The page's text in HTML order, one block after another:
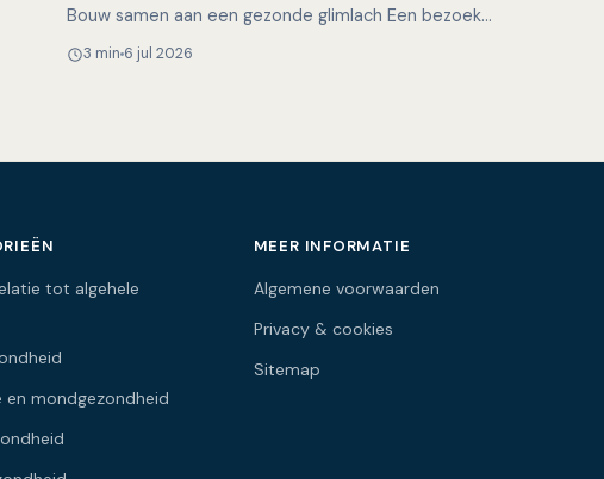
Bouw samen aan een gezonde glimlach Een bezoek
spannend te zijn…
3 min 6 jul 2026
tot algehele
en mondgezondheid
MEER INFORMATIE
Algemene voorwaarden
Privacy & cookies
Sitemap